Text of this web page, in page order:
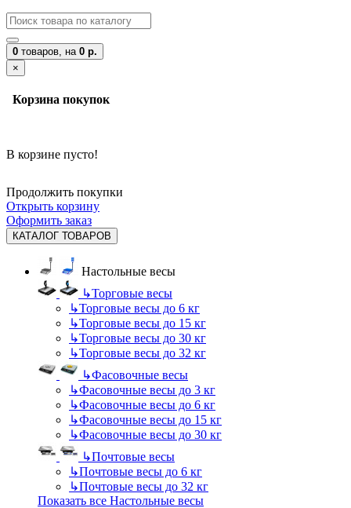
0 товаров, на 0 р.
×
Корзина покупок
В корзине пусто!
Продолжить покупки
Открыть корзину
Оформить заказ
КАТАЛОГ ТОВАРОВ
Настольные весы
↳Торговые весы
↳Торговые весы до 6 кг
↳Торговые весы до 15 кг
↳Торговые весы до 30 кг
↳Торговые весы до 32 кг
↳Фасовочные весы
↳Фасовочные весы до 3 кг
↳Фасовочные весы до 6 кг
↳Фасовочные весы до 15 кг
↳Фасовочные весы до 30 кг
↳Почтовые весы
↳Почтовые весы до 6 кг
↳Почтовые весы до 32 кг
Показать все Настольные весы